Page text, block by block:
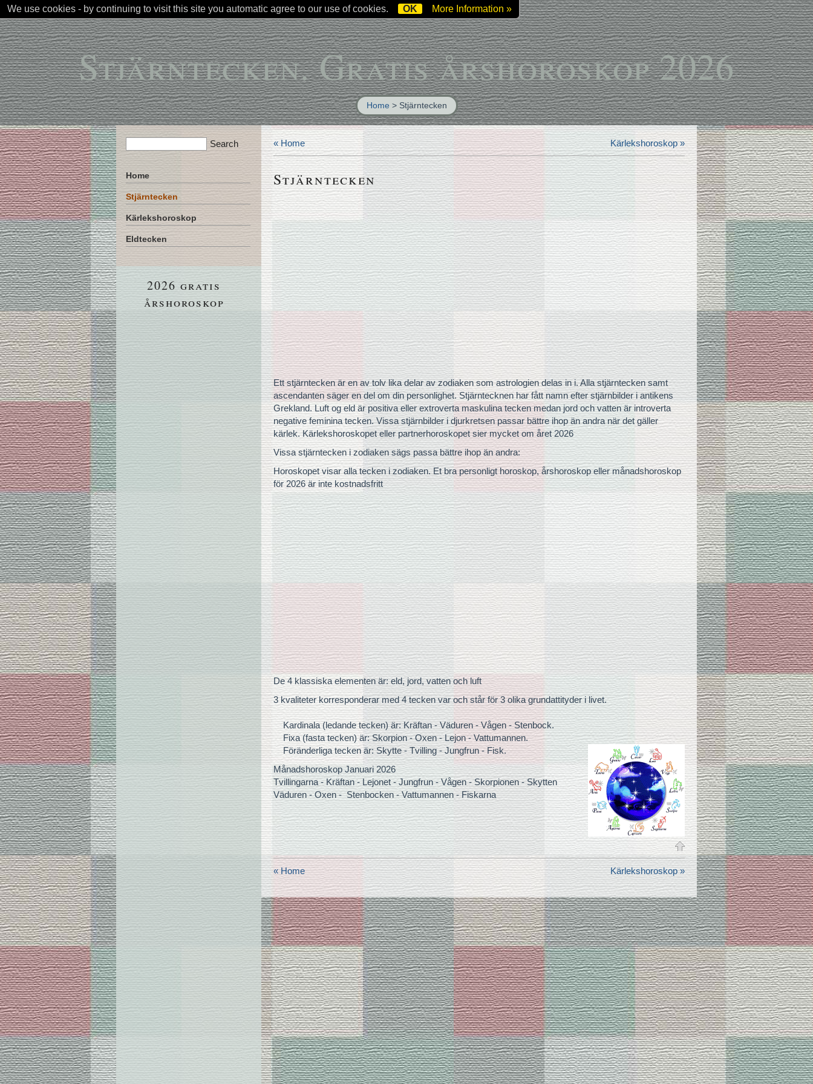
Stjärntecken. Gratis årshoroskop 2026
Home > Stjärntecken
« Home Kärlekshoroskop »
Stjärntecken
Ett stjärntecken är en av tolv lika delar av zodiaken som astrologien delas in i. Alla stjärntecken samt
ascendanten säger en del om din personlighet. Stjärntecknen har fått namn efter stjärnbilder i antikens
Grekland. Luft og eld är positiva eller extroverta maskulina tecken medan jord och vatten är introverta
negative feminina tecken. Vissa stjärnbilder i djurkretsen passar bättre ihop än andra när det gäller
kärlek. Kärlekshoroskopet eller partnerhoroskopet sier mycket om året 2026
Vissa stjärntecken i zodiaken sägs passa bättre ihop än andra:
Horoskopet visar alla tecken i zodiaken. Et bra personligt horoskop, årshoroskop eller månadshoroskop
för 2026 är inte kostnadsfritt
De 4 klassiska elementen är: eld, jord, vatten och luft
3 kvaliteter korresponderar med 4 tecken var och står för 3 olika grundattityder i livet.
Kardinala (ledande tecken) är: Kräftan - Väduren - Vågen - Stenbock.
Fixa (fasta tecken) är: Skorpion - Oxen - Lejon - Vattumannen.
Föränderliga tecken är: Skytte - Tvilling - Jungfrun - Fisk.
Månadshoroskop Januari 2026
Tvillingarna - Kräftan - Lejonet - Jungfrun - Vågen - Skorpionen - Skytten
Väduren - Oxen - Stenbocken - Vattumannen - Fiskarna
« Home Kärlekshoroskop »
Home
Stjärntecken
Kärlekshoroskop
Eldtecken
2026 gratis
årshoroskop
We use cookies - by continuing to visit this site you automatic agree to our use of cookies. OK More Information »